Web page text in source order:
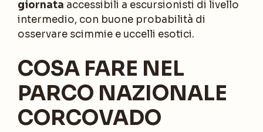
giornata accessibili a escursionisti di livello
intermedio, con buone probabilità di
osservare scimmie e uccelli esotici.
COSA FARE NEL
PARCO NAZIONALE
CORCOVADO